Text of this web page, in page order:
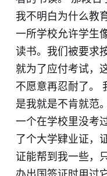
我不明白为什么教
一所学校允许学生
读书。我们被要求
就为了应付考试，
不愿意再忍耐了。
是我就是不肯就范
一个在学校里没考
了个大学肄业证，
证能帮到我一些，